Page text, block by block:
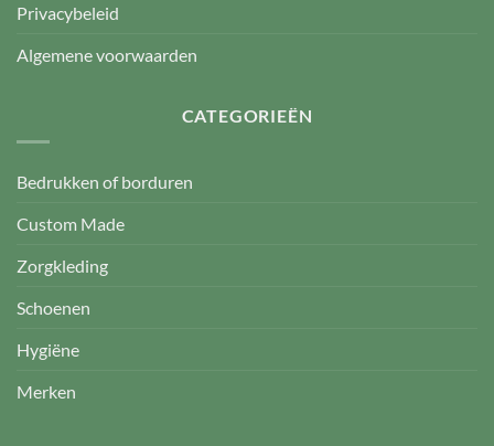
Privacybeleid
Algemene voorwaarden
CATEGORIEËN
Bedrukken of borduren
Custom Made
Zorgkleding
Schoenen
Hygiëne
Merken